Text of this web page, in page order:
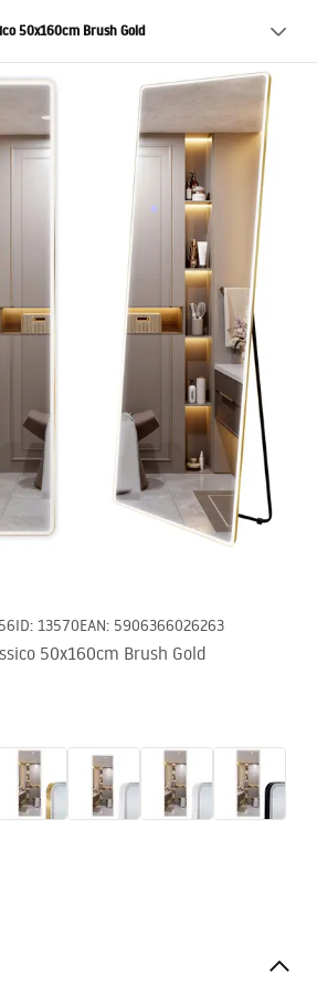
50x160cm Brush Gold
ID: 13570EAN: 5906366026263
50x160cm Brush Gold